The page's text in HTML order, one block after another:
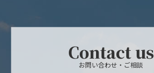
Contact us
お問い合わせ・ご相談